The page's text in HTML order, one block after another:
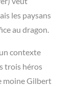
les paysans
au dragon.
contexte
trois héros
moine Gilbert